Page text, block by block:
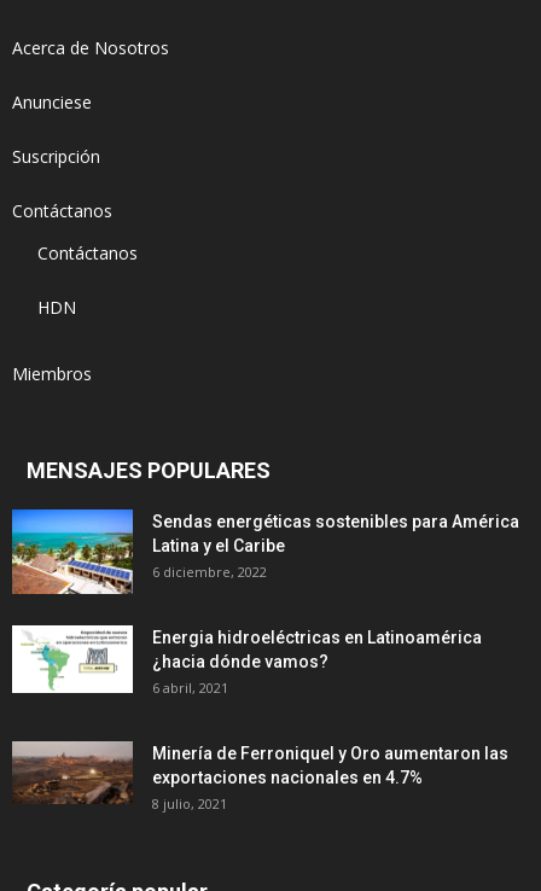
Acerca de Nosotros
Anunciese
Suscripción
Contáctanos
Contáctanos
HDN
Miembros
MENSAJES POPULARES
Sendas energéticas sostenibles para América
Latina y el Caribe
6 diciembre, 2022
Energia hidroeléctricas en Latinoamérica
¿hacia dónde vamos?
6 abril, 2021
Minería de Ferroniquel y Oro aumentaron las
exportaciones nacionales en 4.7%
8 julio, 2021